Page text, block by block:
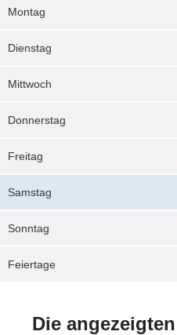
Montag
Dienstag
Mittwoch
Donnerstag
Freitag
Samstag
Sonntag
Feiertage
Die